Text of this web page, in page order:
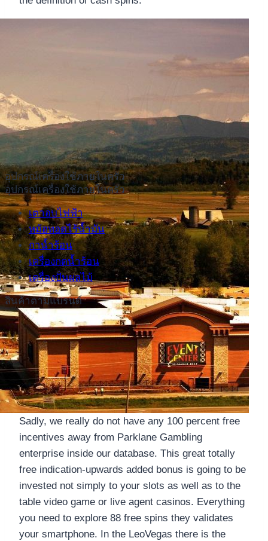
อุปกรณ์เครื่องใช้ภายในครัว
อุปกรณ์เครื่องใช้ภายในครัว
เตาอบไฟฟ้า
หม้อทอดไร้น้ำมัน
กาน้ำร้อน
เครื่องกดน้ำร้อน
เครื่องปั่นผลไม้
สินค้าตามแบรนด์
Sadly, we really do not have any 100 percent free
incentives away from Parklane Gambling
enterprise inside our database. This great totally
free indication-upwards added bonus is going to be
invested not simply to your slots as well as to the
table video game or live agent casinos. Everything
you need to explore 88 free spins they validates
your smartphone. In the LeoVegas there is the